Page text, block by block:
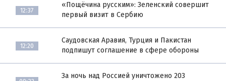
12:37
«Пощёчина русским»: Зеленский совершит
первый визит в Сербию
12:20
Саудовская Аравия, Турция и Пакистан
подпишут соглашение в сфере обороны
За ночь над Россией уничтожено 203